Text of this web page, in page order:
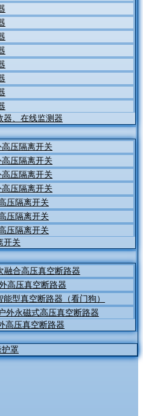
器、在线监测器
压隔离开关
压隔离开关
压隔离开关
压隔离开关
压隔离开关
压隔离开关
压隔离开关
开关
融合高压真空断路器
高压真空断路器
能型真空断路器（看门狗）
外永磁式高压真空断路器
高压真空断路器
护罩